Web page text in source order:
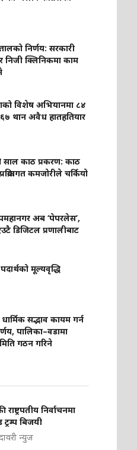
निर्णय: सरकारी
निजी क्लिनिकमा काम
विशेष अभियानमा ८४
६७ थान अवैध हातहतियार
साल काठ प्रकरण: काठ
कमजोरीले चर्कियो
अब ‘पेपरलेस’,
डिजिटल प्रणालीबाट
मूल्यवृद्धि
सद्भाव कायम गर्न
पालिका–वडामा
गठन गरिने
राष्ट्रपतीय निर्वाचनमा
ट्रम्प बिजयी
न्युज